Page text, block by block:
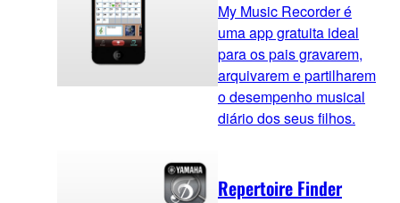
My Music Recorder é
uma app gratuita ideal
para os pais gravarem,
arquivarem e partilharem
o desempenho musical
diário dos seus filhos.
Repertoire Finder